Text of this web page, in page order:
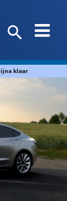
klaar voor